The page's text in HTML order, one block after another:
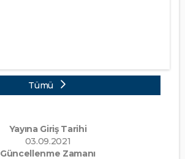
Tümü
Yayına Giriş Tarihi
03.09.2021
Güncellenme Zamanı